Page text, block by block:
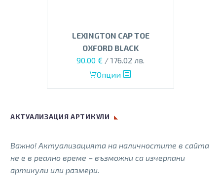
LEXINGTON CAP TOE
OXFORD BLACK
Original
price
90.00 €Текущата
цена
/ 176.02 лв.
Опции
This
product
options
may
АКТУАЛИЗАЦИЯ АРТИКУЛИ
Важно! Актуализацията на наличностите в сайта
не е в реално време – възможни са изчерпани
артикули или размери.